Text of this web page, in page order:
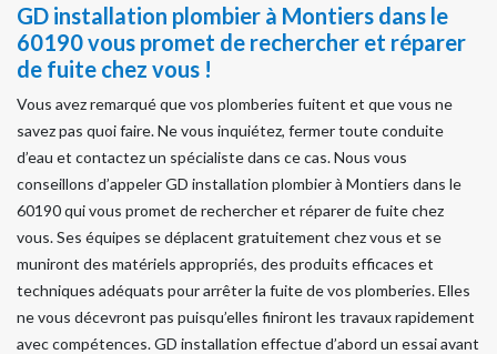
GD installation plombier à Montiers dans le
60190 vous promet de rechercher et réparer
de fuite chez vous !
Vous avez remarqué que vos plomberies fuitent et que vous ne
savez pas quoi faire. Ne vous inquiétez, fermer toute conduite
d’eau et contactez un spécialiste dans ce cas. Nous vous
conseillons d’appeler GD installation plombier à Montiers dans le
60190 qui vous promet de rechercher et réparer de fuite chez
vous. Ses équipes se déplacent gratuitement chez vous et se
muniront des matériels appropriés, des produits efficaces et
techniques adéquats pour arrêter la fuite de vos plomberies. Elles
ne vous décevront pas puisqu’elles finiront les travaux rapidement
avec compétences. GD installation effectue d’abord un essai avant